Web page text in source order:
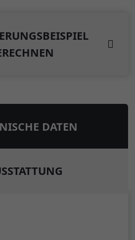
DATEN